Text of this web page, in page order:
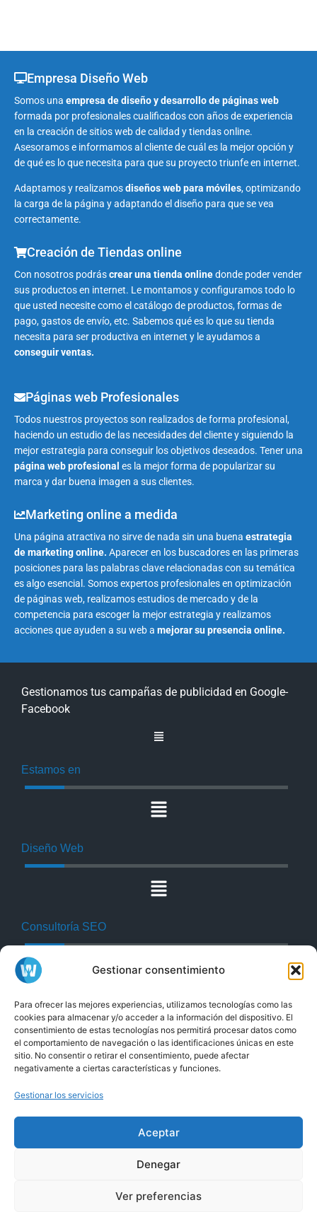
Gestionar consentimiento
Para ofrecer las mejores experiencias, utilizamos tecnologías como las
cookies para almacenar y/o acceder a la información del dispositivo. El
consentimiento de estas tecnologías nos permitirá procesar datos como
el comportamiento de navegación o las identificaciones únicas en este
sitio. No consentir o retirar el consentimiento, puede afectar
negativamente a ciertas características y funciones.
Gestionar los servicios
Aceptar
Denegar
Ver preferencias
Empresa Diseño Web
Somos una empresa de diseño y desarrollo de páginas web
formada por profesionales cualificados con años de experiencia
en la creación de sitios web de calidad y tiendas online.
Asesoramos e informamos al cliente de cuál es la mejor opción y
de qué es lo que necesita para que su proyecto triunfe en internet.
Adaptamos y realizamosdiseños web para móviles, optimizando
la carga de la página y adaptando el diseño para que se vea
correctamente.
Creación de Tiendas online
Con nosotros podráscrear una tienda onlinedonde poder vender
sus productos en internet. Le montamos y configuramos todo lo
que usted necesite como el catálogo de productos, formas de
pago, gastos de envío, etc. Sabemos qué es lo que su tienda
necesita para ser productiva en internet y le ayudamos a
conseguir ventas.
Páginas web Profesionales
Todos nuestros proyectos son realizados de forma profesional,
haciendo un estudio de las necesidades del cliente y siguiendo la
mejor estrategia para conseguir los objetivos deseados. Tener una
página web profesional es la mejor forma de popularizar su
marca y dar buena imagen a sus clientes.
Marketing online a medida
Una página atractiva no sirve de nada sin una buena estrategia
de marketing online. Aparecer en los buscadores en las primeras
posiciones para las palabras clave relacionadas con su temática
es algo esencial. Somos expertos profesionales en optimización
de páginas web, realizamos estudios de mercado y de la
competencia para escoger la mejor estrategia y realizamos
acciones que ayuden a su web a mejorar su presencia online.
Gestionamos tus campañas de publicidad en Google-
Facebook
Estamos en
Diseño Web
Consultoría SEO
Estamos en: C/ Tejuela, 21 bajo 23680 Alcalá la Real
(Jaén) – España Alcalá la Real Jaén
Producciones Webs es una
ISPGestión Provider S.L
Tel. (+34) 853 88 11 88yTel. (+34) 953
Utilizamos cookies para ofrecerte la mejor experiencia en
ajustes.